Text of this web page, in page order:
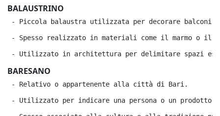
BALAUSTRINO
- Piccola balaustra utilizzata per decorare balconi
- Spesso realizzato in materiali come il marmo o il
- Utilizzato in architettura per delimitare spazi
BARESANO
- Relativo o appartenente alla città di Bari.
- Utilizzato per indicare una persona o un